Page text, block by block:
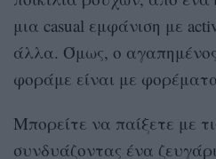
μια casual εμφάνιση με
άλλα. Όμως, ο
φοράμε είναι με
Μπορείτε να παίξετε με
συνδυάζοντας ένα